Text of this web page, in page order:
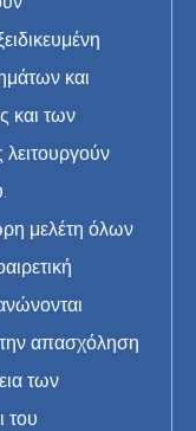
και
και των
μελέτη όλων
την απασχόληση
των
του